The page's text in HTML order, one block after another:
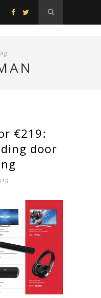
€219:
door